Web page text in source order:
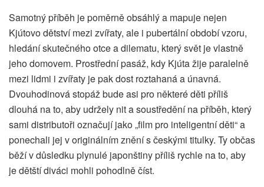
Samotný příběh je poměrně obsáhlý a mapuje nejen
Kjútovo dětství mezi zvířaty, ale i pubertální období vzoru,
hledání skutečného otce a dilematu, který svět je vlastně
jeho domovem. Prostřední pasáž, kdy Kjúta žije paralelně
mezi lidmi i zvířaty je pak dost roztahaná a únavná.
Dvouhodinová stopáž bude asi pro některé děti příliš
dlouhá na to, aby udržely nit a soustředění na příběh, který
sami distributoři označují jako „film pro inteligentní děti“ a
ponechali jej v originálním znění s českými titulky. Ty občas
běží v důsledku plynulé japonštiny příliš rychle na to, aby
je dětští diváci mohli pohodlně číst.